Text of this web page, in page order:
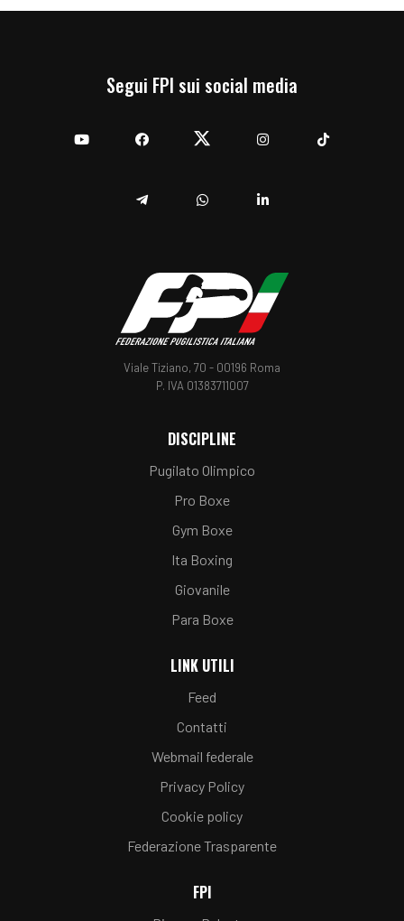
Segui FPI sui social media
Viale Tiziano, 70 - 00196 Roma
P. IVA 01383711007
DISCIPLINE
Pugilato Olimpico
Pro Boxe
Gym Boxe
Ita Boxing
Giovanile
Para Boxe
LINK UTILI
Feed
Contatti
Webmail federale
Privacy Policy
Cookie policy
Federazione Trasparente
FPI